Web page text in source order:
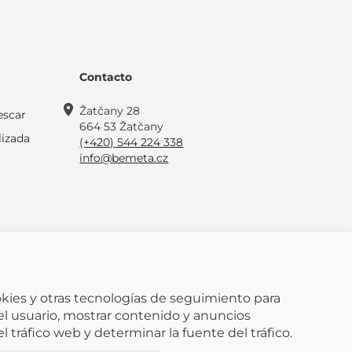
Contacto
Žatčany 28
664 53 Žatčany
(+420) 544 224 338
info@bemeta.cz
© 2026 BEMETA
y otras tecnologías de seguimiento para
usuario, mostrar contenido y anuncios
tráfico web y determinar la fuente del tráfico.